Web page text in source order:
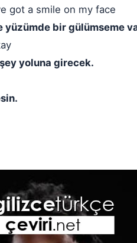
got a smile on my face
yüzümde bir gülümseme
yoluna girecek.